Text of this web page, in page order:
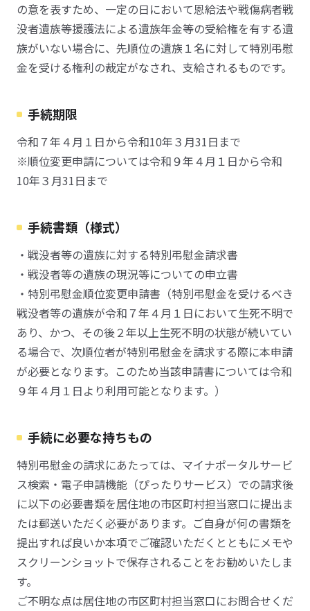
の意を表すため、一定の日において恩給法や戦傷病者戦
没者遺族等援護法による遺族年金等の受給権を有する遺
族がいない場合に、先順位の遺族１名に対して特別弔慰
金を受ける権利の裁定がなされ、支給されるものです。
手続期限
令和７年４月１日から令和10年３月31日まで
※順位変更申請については令和９年４月１日から令和
10年３月31日まで
手続書類（様式）
・戦没者等の遺族に対する特別弔慰金請求書
・戦没者等の遺族の現況等についての申立書
・特別弔慰金順位変更申請書（特別弔慰金を受けるべき
戦没者等の遺族が令和７年４月１日において生死不明で
あり、かつ、その後２年以上生死不明の状態が続いてい
る場合で、次順位者が特別弔慰金を請求する際に本申請
が必要となります。このため当該申請書については令和
９年４月１日より利用可能となります。）
手続に必要な持ちもの
特別弔慰金の請求にあたっては、マイナポータルサービ
ス検索・電子申請機能（ぴったりサービス）での請求後
に以下の必要書類を居住地の市区町村担当窓口に提出ま
たは郵送いただく必要があります。ご自身が何の書類を
提出すれば良いか本項でご確認いただくとともにメモや
スクリーンショットで保存されることをお勧めいたしま
す。
ご不明な点は居住地の市区町村担当窓口にお問合せくだ